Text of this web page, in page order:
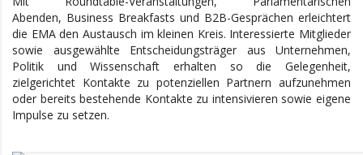
Abenden, Business Breakfasts und B2B-Gesprächen erleichtert
die EMA den Austausch im kleinen Kreis. Interessierte Mitglieder
sowie ausgewählte Entscheidungsträger aus Unternehmen,
Politik und Wissenschaft erhalten so die Gelegenheit,
zielgerichtet Kontakte zu potenziellen Partnern aufzunehmen
oder bereits bestehende Kontakte zu intensivieren sowie eigene
Impulse zu setzen.